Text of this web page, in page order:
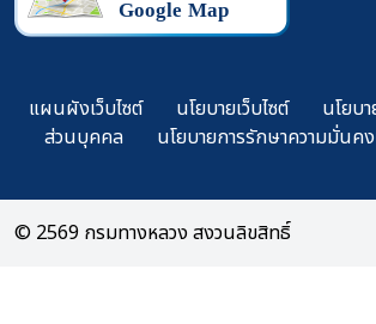
แผนผังเว็บไซต์ นโยบายเว็บไซต์
นโยบ
ส่วนบุคคล
นโยบายการรักษาความมั่นค
© 2569 กรมทางหลวง สงวนลิขสิทธิ์